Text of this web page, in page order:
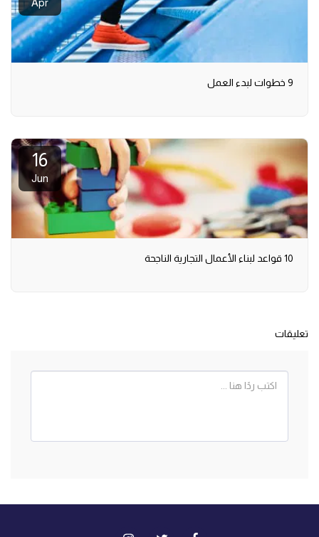
9 خطوات لبدء العمل
16
Jun
10 قواعد لبناء الأعمال التجارية الناجحة
تعليقات